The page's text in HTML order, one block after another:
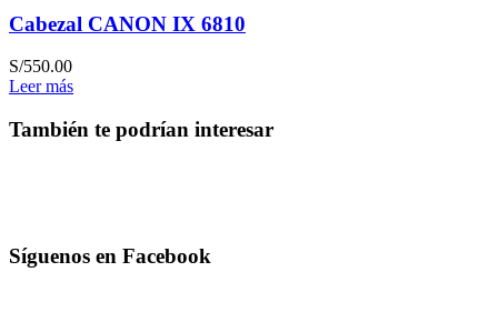
Cabezal CANON IX 6810
S/550.00
Leer más
También te podrían interesar
Síguenos en Facebook